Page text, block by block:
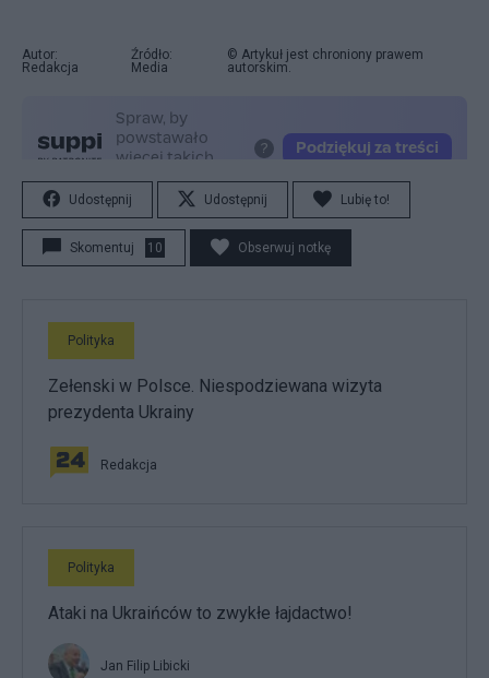
Autor:
Redakcja
Źródło:
Media
© Artykuł jest chroniony prawem
autorskim.
Udostępnij Udostępnij Lubię to!
Skomentuj 10 Obserwuj notkę
Polityka
Zełenski w Polsce. Niespodziewana wizyta
prezydenta Ukrainy
Redakcja
Polityka
Ataki na Ukraińców to zwykłe łajdactwo!
Jan Filip Libicki